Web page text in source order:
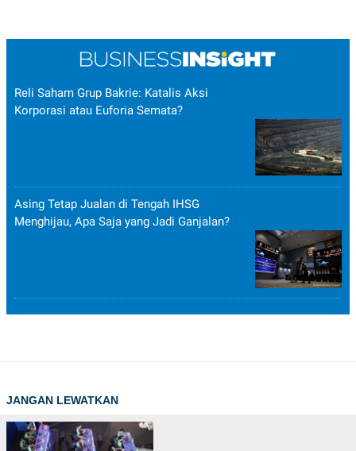
Reli Saham Grup Bakrie: Katalis Aksi
Korporasi atau Euforia Semata?
Asing Tetap Jualan di Tengah IHSG
Menghijau, Apa Saja yang Jadi Ganjalan?
JANGAN LEWATKAN